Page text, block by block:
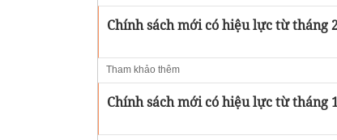
Chính sách mới có hiệu lực từ tháng
Tham khảo thêm
Chính sách mới có hiệu lực từ tháng